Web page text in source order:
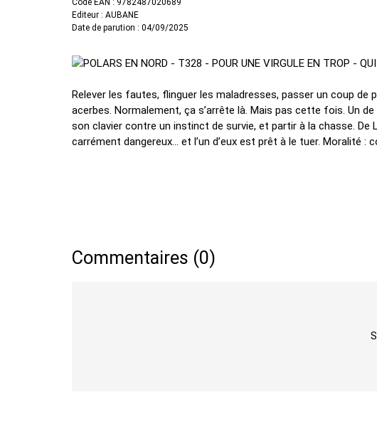
Code EAN : 9782487020689
Editeur : AUBANE
Date de parution : 04/09/2025
Relever les fautes, flinguer les maladresses, passer un coup
acerbes. Normalement, ça s’arrête là. Mais pas cette fois. Un
son clavier contre un instinct de survie, et partir à la chasse. De
carrément dangereux… et l’un d’eux est prêt à le tuer. Moralité :
Commentaires (0)